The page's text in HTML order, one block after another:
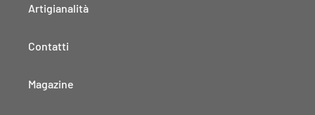
Artigianalità
Contatti
Magazine